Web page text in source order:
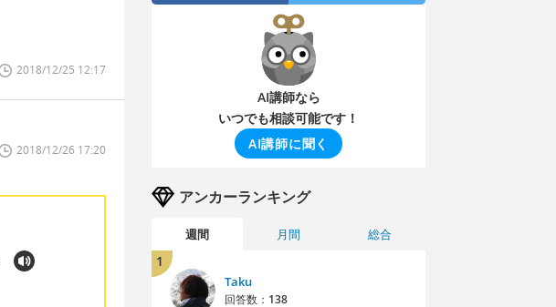
2018/12/25 12:17
2018/12/26 17:20
AI講師なら
いつでも相談可能です！
AI講師に聞く
アンカーランキング
週間 月間 総合
1
Taku
回答数： 138